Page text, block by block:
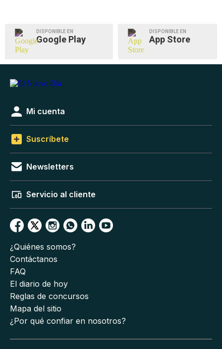
DISPONIBLE EN
Google Play
DISPONIBLE EN
App Store
Mi cuenta
Suscríbete
Newsletters
Servicio al cliente
¿Quiénes somos?
Contáctanos
FAQ
El diario de hoy
Reglas de concursos
Mapa del sitio
¿Por qué confiar en nosotros?